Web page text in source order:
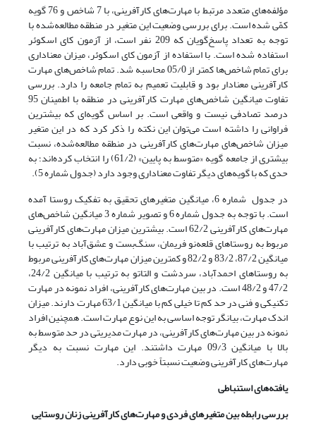
مؤلفه‌های متعدد مرتبط با مهارت‌های کارآفرینی، با 7 شاخص و 76 گویه
کمّی شده است. برای بررسی وضعیت این متغیر در منطقه مطالعه‌شده با
توجه به تعداد پاسخ‌گویان که 209 نفر است، از آزمون کای اسکوئر
استفاده‌ شده است. با استفاده از آزمون کای اسکوئر، میزان معناداری
برای تمام شاخص‌ها کمتر از 05/0 محاسبه شد. تمام شاخص‌های مهارت
کارآفرینی معنادار بود و قابلیت تعمیم به تمام جامعه را دارد. بررسی
تفاوت میانگین شاخص‌های مهارت کارآفرینی در منطقه با اطمینان 95
درصد تصادفی نیست و واقعی است. بر اساس گویه‌ای که بیشترین
فراوانی را داشته است می‌توان این نکته را ذکر کرد که در این متغیر
میزان شاخص‌های مهارت‌های کارآفرینی در منطقه مطالعه‌شده، نسبت
بیشتری از جامعه گویه «متوسط به پایین» (61/2) را انتخاب کرده‌اند؛ به
حدی که با گویه‌های دیگر تفاوت معناداری وجود دارد (جدول شماره 5).
در جدول شماره 6، میانگین متغیرهای تحقیق به تفکیک روستا آمده
است. با توجه به جدول شماره 6 و تصویر شماره 3 میانگین شاخص‌های
مهارت‌های کارآفرینی 62/2 است. بیشترین میزان مهارت‌های کارآفرینی
مربوط به روستاهای قلعه‌نو فریمان، سنگ‌بست و عشق‌آباد به ترتیب با
میانگین 87/2، 83/2 و 82/2 و کمترین میزان مهارت‌های کارآفرینی مربوط
به روستاهای احمدآباد، سردشت و التاتو به ترتیب با میانگین 24/2،
47/2 و 48/2 است. در بین مهارت‌های کارآفرینی، افراد نمونه در مهارت
تکنیکی و فنی در حد کم تا خیلی کم با میانگین 63/1 مهارت دارند. میزان
اندک مهارت، بیانگر توجه اساسی به این نوع مهارت است. همچنین افراد
نمونه در بین مهارت‌های کارآفرینی، در مهارت مدیریتی در حد متوسط به
بالا با میانگین 09/3 مهارت داشتند. این مهارت نسبت به دیگر
مهارت‌های کارآفرینی وضعیت نسبتاً خوبی دارد.
یافته‌های استنباطی
بررسی رابطه بین متغیرهای فردی و مهارت‌های کارآفرینی زنان روستایی